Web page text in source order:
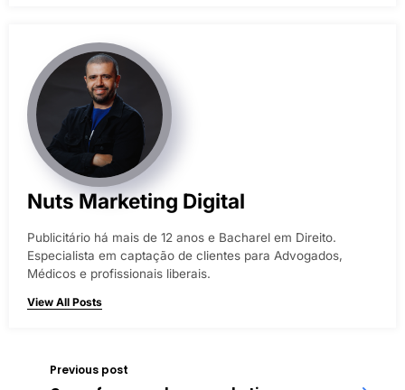
Nuts Marketing Digital
Publicitário há mais de 12 anos e Bacharel em Direito.
Especialista em captação de clientes para Advogados,
Médicos e profissionais liberais.
View All Posts
Previous post